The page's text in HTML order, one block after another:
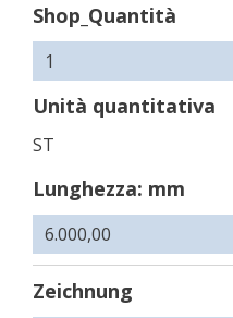
Shop_Quantità
Unità quantitativa
ST
Lunghezza: mm
Zeichnung